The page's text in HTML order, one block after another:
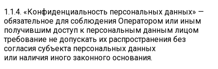
1.1.4. «Конфиденциальность персональных данных» —
обязательное для соблюдения Оператором или иным
получившим доступ к персональным данным лицом
требование не допускать их распространения без
согласия субъекта персональных данных
или наличия иного законного основания.